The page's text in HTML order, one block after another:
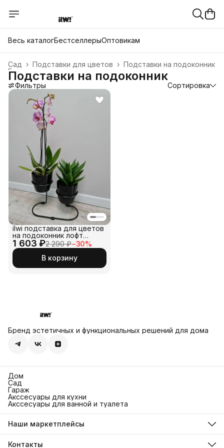
Весь каталогБестселлерыОптовикам
Подставки на подоконник
Подставки для цветов ›
Сад ›
Главная
Подставки на подоконник
Фильтры Сортировка
1 603 ₽2 290 ₽−30%
ilwi подставка для цветов
на подоконник лофт
маленькая золотая стойка
с ножками и горшок для
декоративных домашних
растений. Держатель
кашпо на окно подойдет
В корзину
Бренд эстетичных и функциональных решений для дома
Дом
Сад
Гараж
Акссесуары для кухни
Акссесуары для ванной и туалета
Наши маркетплейсы
Ozon
Яндекс Маркет
Контакты